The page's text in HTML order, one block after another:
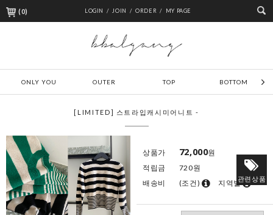
(0) LOGIN / JOIN / ORDER / MY PAGE
ONLY YOU OUTER TOP BOTTOM
[LIMITED] 스트라입캐시미어니트 -
상품가 72,000원
적립금
720원
배송비
(조건) 지역별관련상품